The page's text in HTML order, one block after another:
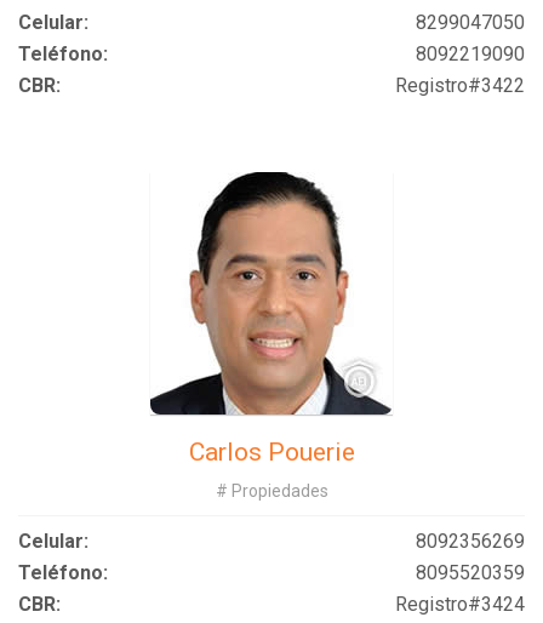
Celular:
8299047050
Teléfono:
8092219090
CBR:
Registro#3422
Carlos Pouerie
# Propiedades
Celular:
8092356269
Teléfono:
8095520359
CBR:
Registro#3424